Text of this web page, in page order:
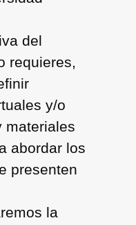
del
requieres,
y/o
materiales
abordar los
presenten
la